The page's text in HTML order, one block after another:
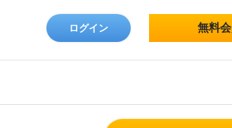
ログイン 無料